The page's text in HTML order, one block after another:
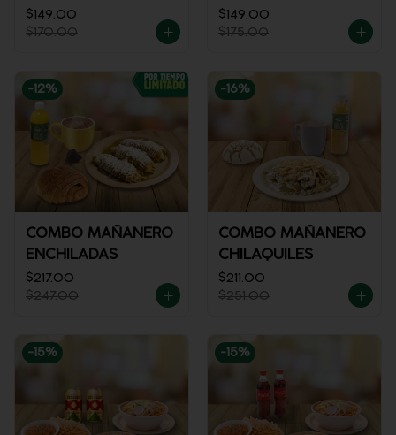
$149.00
$170.00
$149.00
$175.00
-12%
COMBO MAÑANERO
ENCHILADAS
$217.00
$247.00
-16%
COMBO MAÑANERO
CHILAQUILES
$211.00
$251.00
-15% -15%